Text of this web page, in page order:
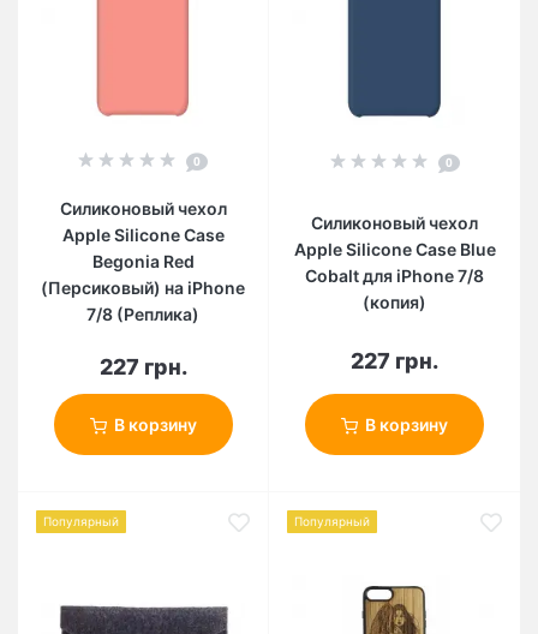
0
Силиконовый чехол
Apple Silicone Case
Begonia Red
(Персиковый) на iPhone
7/8 (Реплика)
227 грн.
В корзину
0
Силиконовый чехол
Apple Silicone Case Blue
Cobalt для iPhone 7/8
(копия)
227 грн.
В корзину
Популярный Популярный